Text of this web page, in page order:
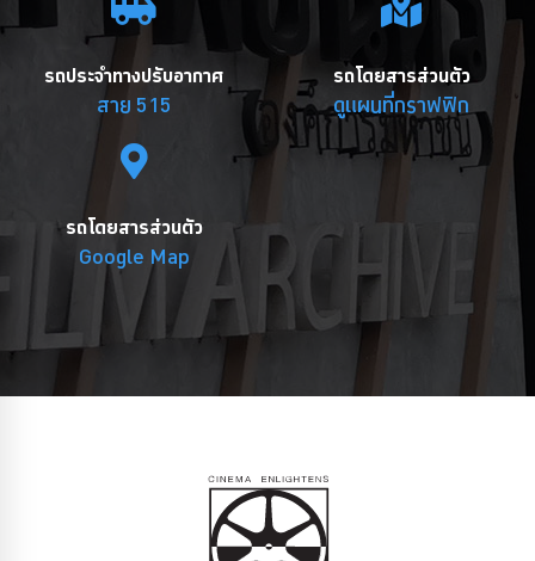
รถประจำทางปรับอากาศ
สาย 515
รถโดยสารส่วนตัว
ดูแผนที่กราฟฟิก
รถโดยสารส่วนตัว
Google Map